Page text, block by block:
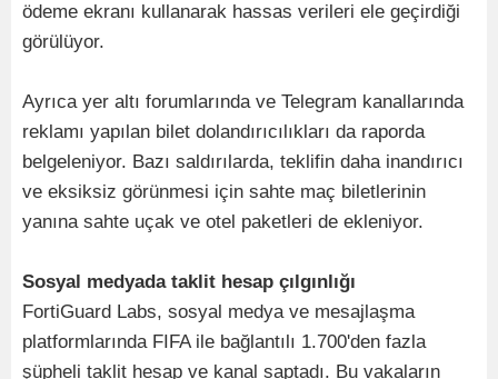
ödeme ekranı kullanarak hassas verileri ele geçirdiği
görülüyor.
Ayrıca yer altı forumlarında ve Telegram kanallarında
reklamı yapılan bilet dolandırıcılıkları da raporda
belgeleniyor. Bazı saldırılarda, teklifin daha inandırıcı
ve eksiksiz görünmesi için sahte maç biletlerinin
yanına sahte uçak ve otel paketleri de ekleniyor.
Sosyal medyada taklit hesap çılgınlığı
FortiGuard Labs, sosyal medya ve mesajlaşma
platformlarında FIFA ile bağlantılı 1.700'den fazla
şüpheli taklit hesap ve kanal saptadı. Bu vakaların